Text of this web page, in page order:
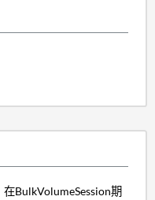
在BulkVolumeSession期